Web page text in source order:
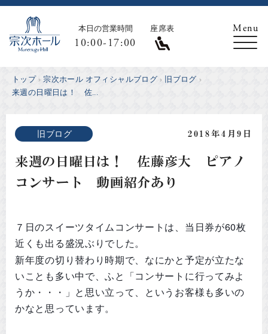
本日の営業時間
10:00-17:00
座席表
トップ 宗次ホール オフィシャルブログ
旧ブログ
来週の日曜日は！ 佐...
旧ブログ 2018年4月9日
来週の日曜日は！ 佐藤彦大 ピアノ
コンサート 動画紹介あり
７日のスイーツタイムコンサートは、当日券が60枚
近くも出る盛況ぶりでした。
新年度の切り替わり時期で、なにかと予定が立たな
いことも多い中で、ふと「コンサートに行ってみよ
うか・・・」と思い立って、というお客様も多いの
かなと思っています。